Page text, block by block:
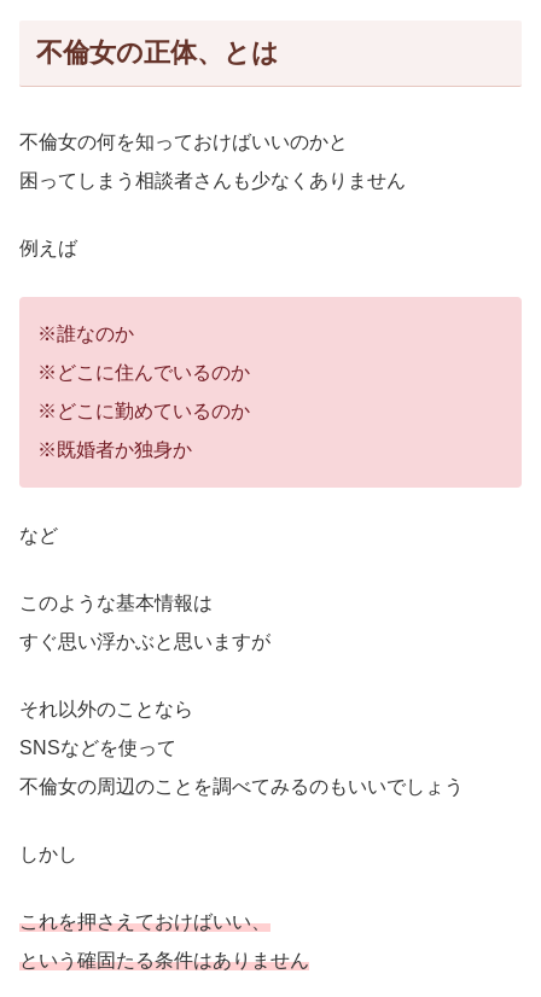
不倫女の正体、とは
不倫女の何を知っておけばいいのかと
困ってしまう相談者さんも少なくありません
例えば
※誰なのか
※どこに住んでいるのか
※どこに勤めているのか
※既婚者か独身か
など
このような基本情報は
すぐ思い浮かぶと思いますが
それ以外のことなら
SNSなどを使って
不倫女の周辺のことを調べてみるのもいいでしょう
しかし
これを押さえておけばいい、
という確固たる条件はありません